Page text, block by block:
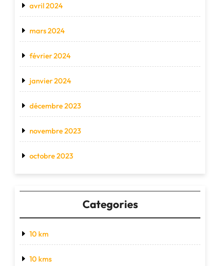
avril 2024
mars 2024
février 2024
janvier 2024
décembre 2023
novembre 2023
octobre 2023
Categories
10 km
10 kms